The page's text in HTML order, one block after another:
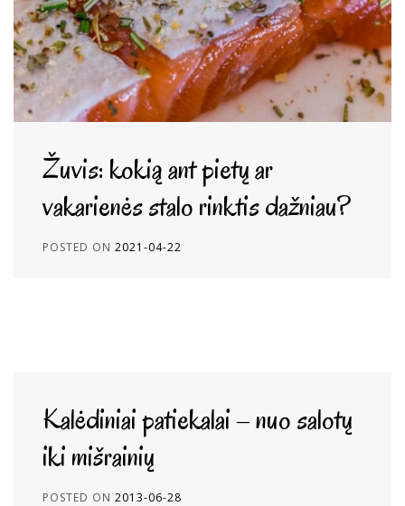
Žuvis: kokią ant pietų ar
vakarienės stalo rinktis dažniau?
POSTED ON 2021-04-22
Kalėdiniai patiekalai – nuo salotų
iki mišrainių
POSTED ON 2013-06-28